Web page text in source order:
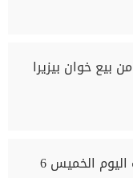
بيع خوان بيزيرا
أسعار الحديد والأسمنت اليوم الخميس 6